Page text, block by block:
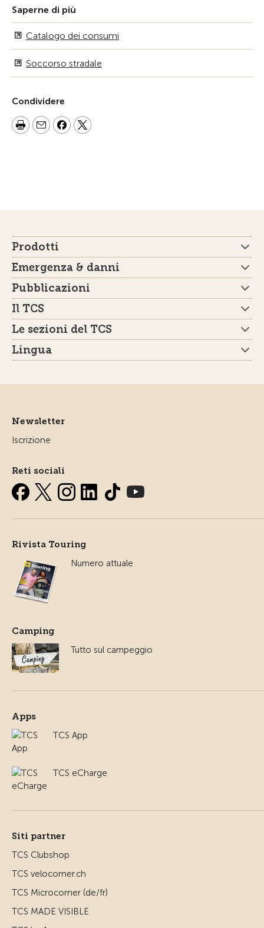
Saperne di più
Catalogo dei consumi
Soccorso stradale
Condividere
Prodotti
Emergenza & danni
Pubblicazioni
Il TCS
Le sezioni del TCS
Lingua
Newsletter
Iscrizione
Reti sociali
Rivista Touring
Numero attuale
Camping
Tutto sul campeggio
Apps
TCS App
TCS eCharge
Siti partner
TCS Clubshop
TCS velocorner.ch
TCS Microcorner (de/fr)
TCS MADE VISIBLE